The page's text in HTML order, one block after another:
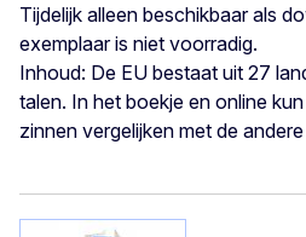
Tijdelijk alleen beschikbaar als
exemplaar is niet voorradig.
Inhoud: De EU bestaat uit 27
talen. In het boekje en online
zinnen vergelijken met de